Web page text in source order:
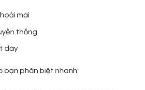
mái
thống
dày
bạn phân biệt nhanh: